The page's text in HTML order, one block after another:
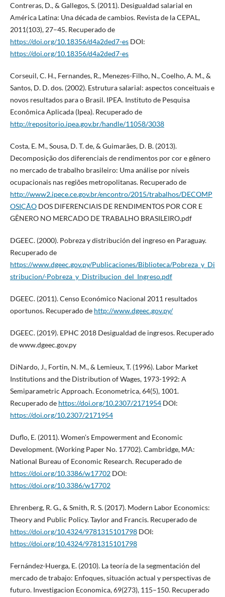
Contreras, D., & Gallegos, S. (2011). Desigualdad salarial en
América Latina: Una década de cambios. Revista de la CEPAL,
2011(103), 27–45. Recuperado de
https://doi.org/10.18356/d4a2ded7-esDOI:
https://doi.org/10.18356/d4a2ded7-es
Corseuil, C. H., Fernandes, R., Menezes-Filho, N., Coelho, A. M., &
Santos, D. D. dos. (2002). Estrutura salarial: aspectos conceituais e
novos resultados para o Brasil. IPEA. Instituto de Pesquisa
Econômica Aplicada (Ipea). Recuperado de
http://repositorio.ipea.gov.br/handle/11058/3038
Costa, E. M., Sousa, D. T. de, & Guimarães, D. B. (2013).
Decomposição dos diferenciais de rendimentos por cor e gênero
no mercado de trabalho brasileiro: Uma análise por níveis
ocupacionais nas regiões metropolitanas. Recuperado de
http://www2.ipece.ce.gov.br/encontro/2015/trabalhos/DECOMP
OSIÇÃODOS DIFERENCIAIS DE RENDIMENTOS POR COR E
GÊNERO NO MERCADO DE TRABALHO BRASILEIRO.pdf
DGEEC. (2000). Pobreza y distribución del ingreso en Paraguay.
Recuperado de
https://www.dgeec.gov.py/Publicaciones/Biblioteca/Pobreza_y_Di
stribucion/-Pobreza_y_Distribucion_del_Ingreso.pdf
DGEEC. (2011). Censo Económico Nacional 2011 resultados
oportunos. Recuperado de http://www.dgeec.gov.py/
DGEEC. (2019). EPHC 2018 Desigualdad de ingresos. Recuperado
de www.dgeec.gov.py
DiNardo, J., Fortin, N. M., & Lemieux, T. (1996). Labor Market
Institutions and the Distribution of Wages, 1973-1992: A
Semiparametric Approach. Econometrica, 64(5), 1001.
Recuperado de https://doi.org/10.2307/2171954DOI:
https://doi.org/10.2307/2171954
Duflo, E. (2011). Women’s Empowerment and Economic
Development. (Working Paper No. 17702). Cambridge, MA:
National Bureau of Economic Research. Recuperado de
https://doi.org/10.3386/w17702DOI:
https://doi.org/10.3386/w17702
Ehrenberg, R. G., & Smith, R. S. (2017). Modern Labor Economics:
Theory and Public Policy. Taylor and Francis. Recuperado de
https://doi.org/10.4324/9781315101798DOI:
https://doi.org/10.4324/9781315101798
Fernández-Huerga, E. (2010). La teoría de la segmentación del
mercado de trabajo: Enfoques, situación actual y perspectivas de
futuro. Investigacion Economica, 69(273), 115–150. Recuperado